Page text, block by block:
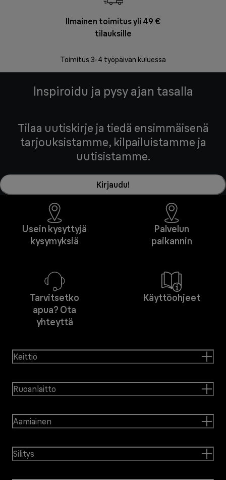
Ilmainen toimitus yli 49 €
tilauksille
Toimitus 3-4 työpäivän kuluessa
Inspiroidu ja pysy ajan tasalla
Tilaa uutiskirje ja tiedä ensimmäisenä
tarjouksistamme, kilpailuistamme ja
uutisistamme.
Kirjaudu!
Usein kysyttyjä
kysymyksiä
Palvelun
paikannin
Tarvitsetko
apua? Ota
yhteyttä
Käyttöohjeet
Keittiö
Ruoanlaitto
Aamiainen
Silitys